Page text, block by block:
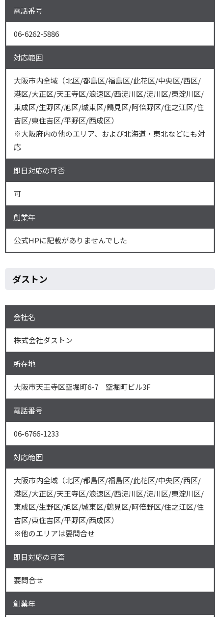
電話番号
06-6262-5886
対応範囲
大阪市内全域（北区/都島区/福島区/此花区/中央区/西区/
港区/大正区/天王寺区/浪速区/西淀川区/淀川区/東淀川区/
東成区/生野区/旭区/城東区/鶴見区/阿倍野区/住之江区/住
吉区/東住吉区/平野区/西成区）
※大阪府内の他のエリア、および北海道・東北などにも対
応
即日対応の可否
可
創業年
公式HPに記載がありませんでした
ダストン
会社名
株式会社ダストン
所在地
大阪市天王寺区空堀町6-7 空堀町ビル3F
電話番号
06-6766-1233
対応範囲
大阪市内全域（北区/都島区/福島区/此花区/中央区/西区/
港区/大正区/天王寺区/浪速区/西淀川区/淀川区/東淀川区/
東成区/生野区/旭区/城東区/鶴見区/阿倍野区/住之江区/住
吉区/東住吉区/平野区/西成区）
※他のエリアは要問合せ
即日対応の可否
要問合せ
創業年